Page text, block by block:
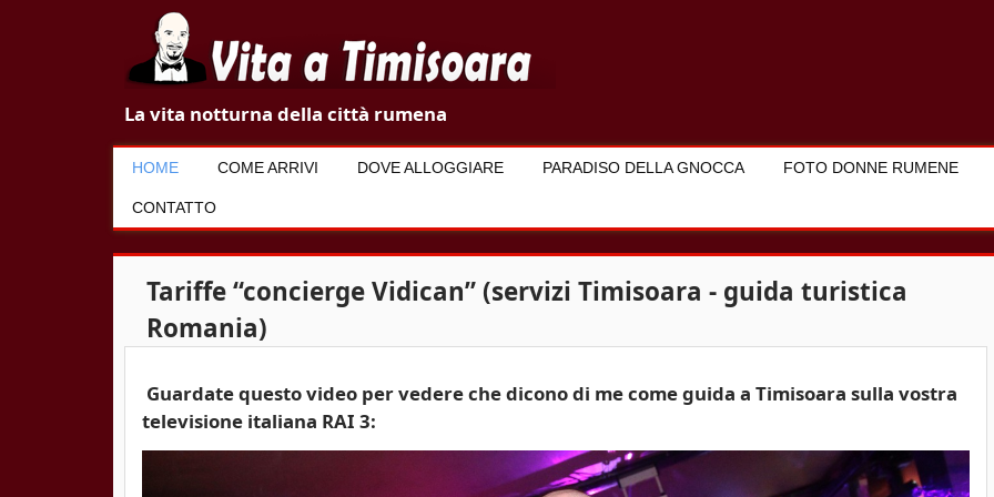
V
t
a
m
La vita notturna della città rumena
HOME COME ARRIVI DOVE ALLOGGIARE PARADISO DELLA GNOCCA FOTO DONNE RUMENE
CONTATTO
Tariffe “concierge Vidican” (servizi Timisoara - guida turistica
Romania)
Guardate questo video per vedere che dicono di me come guida a Timisoara sulla vostra
televisione italiana RAI 3: